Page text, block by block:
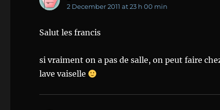
2 December 2011 at 23 h 00 min
Salut les francis
si vraiment on a pas de salle, on peut faire
lave vaiselle